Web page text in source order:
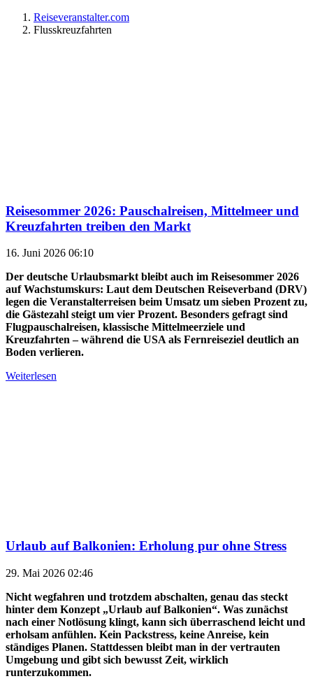
Reiseveranstalter.com
Flusskreuzfahrten
Reisesommer 2026: Pauschalreisen, Mittelmeer und
Kreuzfahrten treiben den Markt
16. Juni 2026 06:10
Der deutsche Urlaubsmarkt bleibt auch im Reisesommer 2026
auf Wachstumskurs: Laut dem Deutschen Reiseverband (DRV)
legen die Veranstalterreisen beim Umsatz um sieben Prozent zu,
die Gästezahl steigt um vier Prozent. Besonders gefragt sind
Flugpauschalreisen, klassische Mittelmeerziele und
Kreuzfahrten – während die USA als Fernreiseziel deutlich an
Boden verlieren.
Weiterlesen
Urlaub auf Balkonien: Erholung pur ohne Stress
29. Mai 2026 02:46
Nicht wegfahren und trotzdem abschalten, genau das steckt
hinter dem Konzept „Urlaub auf Balkonien“. Was zunächst
nach einer Notlösung klingt, kann sich überraschend leicht und
erholsam anfühlen. Kein Packstress, keine Anreise, kein
ständiges Planen. Stattdessen bleibt man in der vertrauten
Umgebung und gibt sich bewusst Zeit, wirklich
runterzukommen.